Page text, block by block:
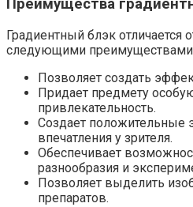
Преимущества
Градиентный блэк отличается
следующими
Позволяет создать
Придает предмету
привлекательность.
Создает положительные
впечатления у зрителя.
Обеспечивает
разнообразия и
Позволяет выделить
препаратов.